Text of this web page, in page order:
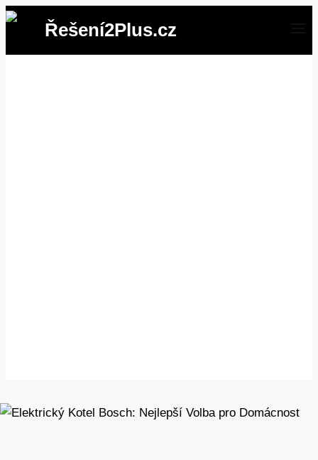
Přeskočit
obsah
Řešení2Plus.cz